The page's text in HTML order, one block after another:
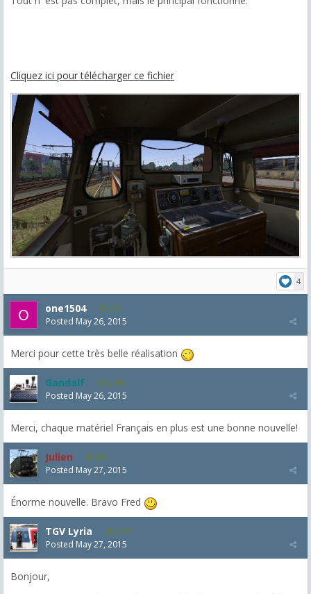
Cliquez ici pour télécharger ce fichier
4
one1504 236
Posted May 26, 2015
Merci pour cette très belle réalisation
Gandalf 2,463
Posted May 26, 2015
Merci, chaque matériel Français en plus est une bonne nouvelle!
Julien 655
Posted May 27, 2015
Énorme nouvelle. Bravo Fred
TGV Lyria 1,032
Posted May 27, 2015
Bonjour,